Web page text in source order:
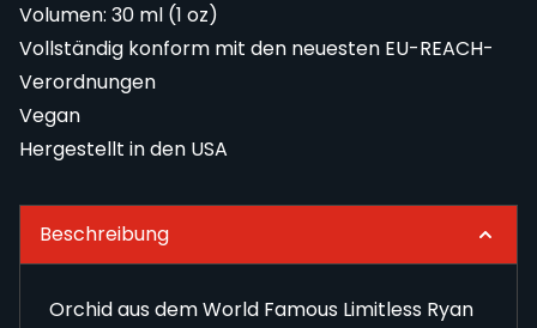
Volumen: 30 ml (1 oz)
Vollständig konform mit den neuesten EU-REACH-
Verordnungen
Vegan
Hergestellt in den USA
Beschreibung
Orchid aus dem World Famous Limitless Ryan